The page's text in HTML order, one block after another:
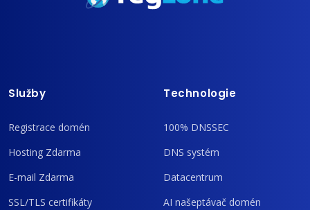
Služby
Registrace domén
Hosting Zdarma
E-mail Zdarma
SSL/TLS certifikáty
Technologie
100% DNSSEC
DNS systém
Datacentrum
AI našeptávač domén